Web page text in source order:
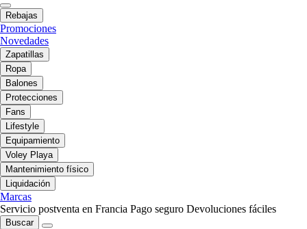
Rebajas
Promociones
Novedades
Zapatillas
Ropa
Balones
Protecciones
Fans
Lifestyle
Equipamiento
Voley Playa
Mantenimiento físico
Liquidación
Marcas
Servicio postventa en Francia Pago seguro Devoluciones fáciles
Buscar